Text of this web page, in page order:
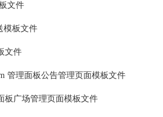
文件
模板文件
文件
管理面板公告管理页面模板文件
板广场管理页面模板文件